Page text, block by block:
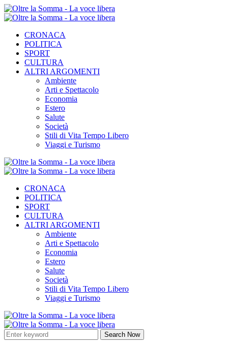
CRONACA
POLITICA
SPORT
CULTURA
ALTRI ARGOMENTI
Ambiente
Arti e Spettacolo
Economia
Estero
Salute
Società
Stili di Vita Tempo Libero
Viaggi e Turismo
CRONACA
POLITICA
SPORT
CULTURA
ALTRI ARGOMENTI
Ambiente
Arti e Spettacolo
Economia
Estero
Salute
Società
Stili di Vita Tempo Libero
Viaggi e Turismo
Search Now